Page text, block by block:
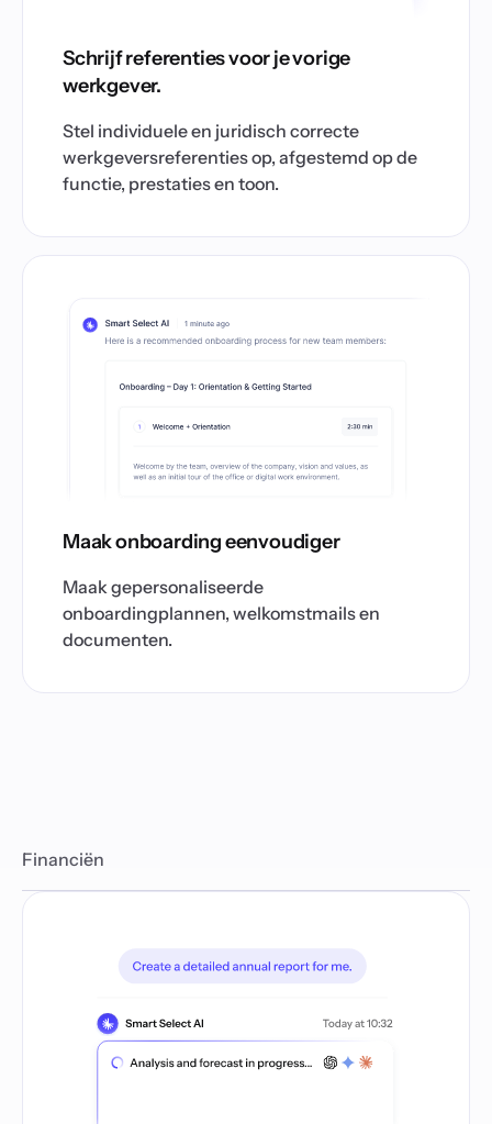
Schrijf referenties voor je vorige
werkgever.
Stel individuele en juridisch correcte
werkgeversreferenties op, afgestemd op de
functie, prestaties en toon.
Maak onboarding eenvoudiger
Maak gepersonaliseerde
onboardingplannen, welkomstmails en
documenten.
Financiën